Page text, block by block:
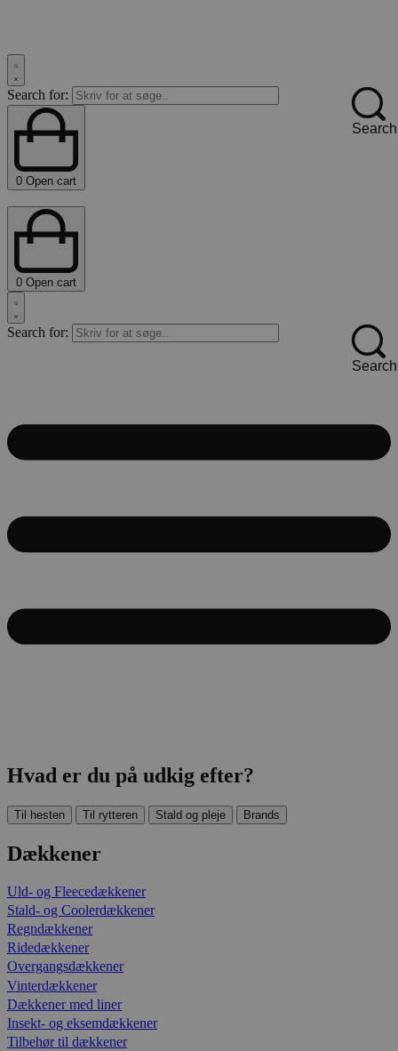
Search for:
Search
0 Open cart
0 Open cart
Search for:
Search
Hvad er du på udkig efter?
Til hesten Til rytteren Stald og pleje Brands
Dækkener
Uld- og Fleecedækkener
Stald- og Coolerdækkener
Regndækkener
Ridedækkener
Overgangsdækkener
Vinterdækkener
Dækkener med liner
Insekt- og eksemdækkener
Tilbehør til dækkener